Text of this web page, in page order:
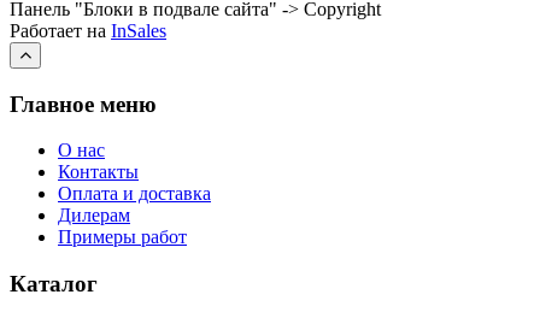
Панель "Блоки в подвале сайта" -> Copyright
Работает на InSales
Главное меню
О нас
Контакты
Оплата и доставка
Дилерам
Примеры работ
Каталог